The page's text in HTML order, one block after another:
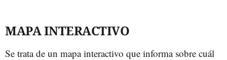
MAPA INTERACTIVO
Se trata de un mapa interactivo que informa sobre cuál